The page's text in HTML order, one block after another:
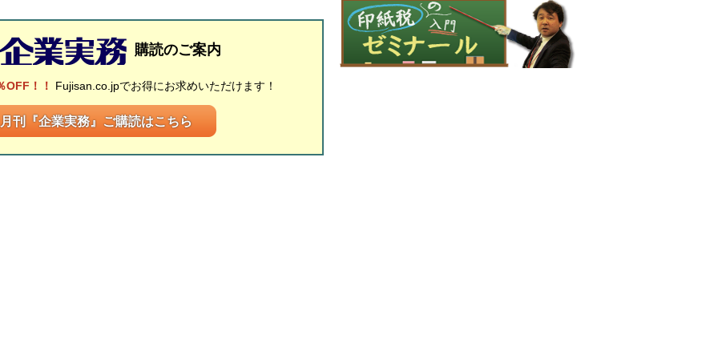
購読のご案内
OFF！！ Fujisan.co.jpでお得にお求めいただけます！
月刊『企業実務』ご購読はこちら